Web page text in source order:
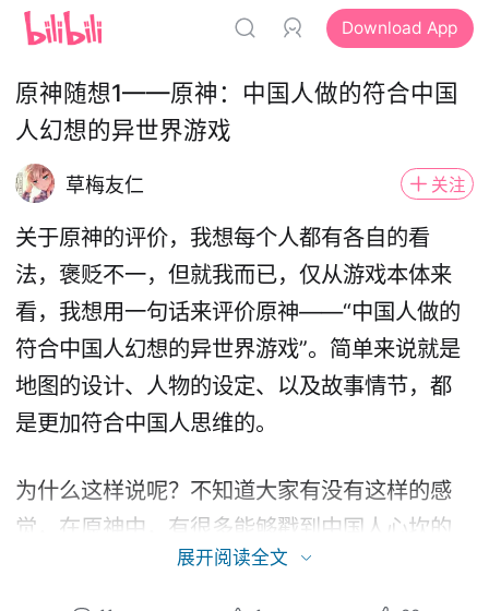
Download App
原神随想1——原神：中国人做的符合中国
人幻想的异世界游戏
草梅友仁 关注
关于原神的评价，我想每个人都有各自的看
法，褒贬不一，但就我而已，仅从游戏本体来
看，我想用一句话来评价原神——“中国人做的
符合中国人幻想的异世界游戏”。简单来说就是
地图的设计、人物的设定、以及故事情节，都
是更加符合中国人思维的。
为什么这样说呢？不知道大家有没有这样的感
觉，在原神中，有很多能够戳到中国人心坎的
点。举个例子，岩王帝君钟离，如果扔在中国
古代，像这样能文能武，既能杀伐果断，又能
展开阅读全文